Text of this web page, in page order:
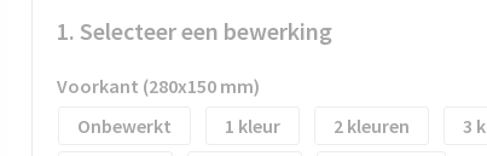
1. Selecteer een bewerking
Voorkant (280x150 mm)
Onbewerkt
1 2
3